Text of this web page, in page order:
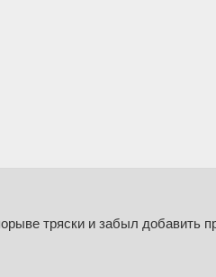
тряски и забыл добавить